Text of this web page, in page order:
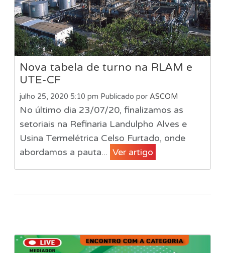
Nova tabela de turno na RLAM e
UTE-CF
julho 25, 2020 5:10 pm Publicado por ASCOM
No último dia 23/07/20, finalizamos as
setoriais na Refinaria Landulpho Alves e
Usina Termelétrica Celso Furtado, onde
abordamos a pauta... Ver artigo